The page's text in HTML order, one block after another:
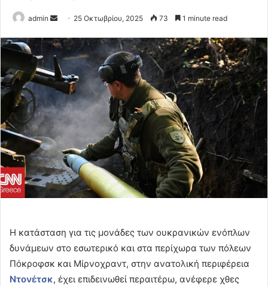
admin
Send
email
25 Οκτωβρίου, 2025 73 1 minute read
Η κατάσταση για τις μονάδες των ουκρανικών ενόπλων
δυνάμεων στο εσωτερικό και στα περίχωρα των πόλεων
Πόκροφσκ και Μίρνοχραντ, στην ανατολική περιφέρεια
Ντονέτσκ, έχει επιδεινωθεί περαιτέρω, ανέφερε χθες